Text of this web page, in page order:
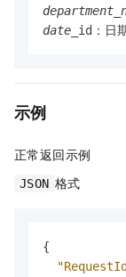
date_
示例
正常返回示例
JSON 格式
{